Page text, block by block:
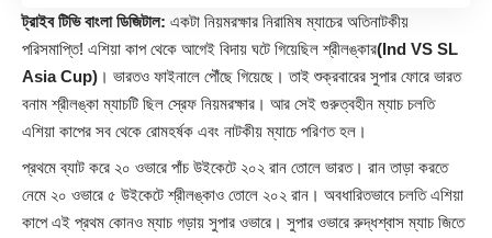
ট্রাইব টিভি বাংলা ডিজিটাল: একটা নিয়মরক্ষার নিরামিষ ম্যাচের অতিনাটকীয়
পরিসমাপ্তি! এশিয়া কাপ থেকে আগেই বিদায় ঘটে গিয়েছিল শ্রীলঙ্কার(Ind VS SL
Asia Cup) । ভারতও ফাইনালে পৌঁছে গিয়েছে। তাই শুক্রবারের সুপার ফোরে ভারত
বনাম শ্রীলঙ্কা ম্যাচটি ছিল স্রেফ নিয়মরক্ষার। আর সেই গুরুত্বহীন ম্যাচ চলতি
এশিয়া কাপের সব থেকে রোমহর্ষক এবং নাটকীয় ম্যাচে পরিণত হল।
প্রথমে ব্যাট করে ২০ ওভারে পাঁচ উইকেটে ২০২ রান তোলে ভারত। রান তাড়া করতে
নেমে ২০ ওভারে ৫ উইকেটে শ্রীলঙ্কাও তোলে ২০২ রান। অবধারিতভাবে চলতি এশিয়া
কাপে এই প্রথম কোনও ম্যাচ গড়ায় সুপার ওভারে। সুপার ওভারে রুদ্ধশ্বাস ম্যাচ জিতে